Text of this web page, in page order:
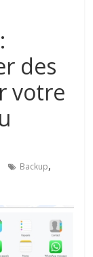
des
votre
Backup,